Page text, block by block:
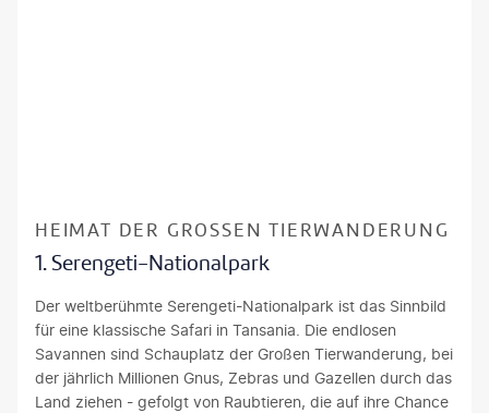
HEIMAT DER GROSSEN TIERWANDERUNG
1. Serengeti-Nationalpark
Der weltberühmte Serengeti-Nationalpark ist das Sinnbild
für eine klassische Safari in Tansania. Die endlosen
Savannen sind Schauplatz der Großen Tierwanderung, bei
der jährlich Millionen Gnus, Zebras und Gazellen durch das
Land ziehen - gefolgt von Raubtieren, die auf ihre Chance